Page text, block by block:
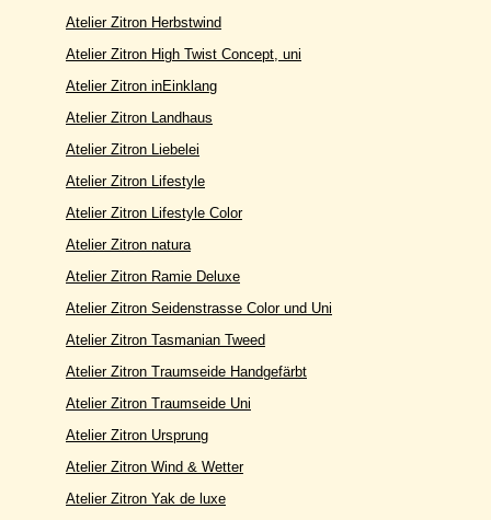
Atelier Zitron Herbstwind
Atelier Zitron High Twist Concept, uni
Atelier Zitron inEinklang
Atelier Zitron Landhaus
Atelier Zitron Liebelei
Atelier Zitron Lifestyle
Atelier Zitron Lifestyle Color
Atelier Zitron natura
Atelier Zitron Ramie Deluxe
Atelier Zitron Seidenstrasse Color und Uni
Atelier Zitron Tasmanian Tweed
Atelier Zitron Traumseide Handgefärbt
Atelier Zitron Traumseide Uni
Atelier Zitron Ursprung
Atelier Zitron Wind & Wetter
Atelier Zitron Yak de luxe